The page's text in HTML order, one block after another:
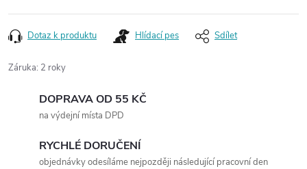
Dotaz k produktu Hlídací pes Sdílet
Záruka: 2 roky
DOPRAVA OD 55 KČ
na výdejní místa DPD
RYCHLÉ DORUČENÍ
objednávky odesíláme nejpozději následující pracovní den